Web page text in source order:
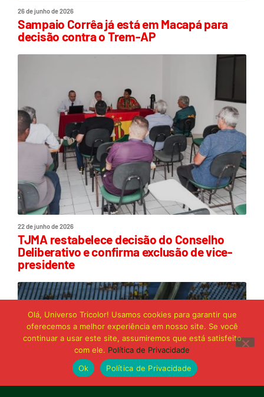
26 de junho de 2026
Sampaio Corrêa já está em Macapá para
decisão contra o Trem-AP
22 de junho de 2026
TJMA restabelece decisão do Conselho
Deliberativo e confirma exclusão de vice-
presidente
Olá, Universo Tricolor! Usamos cookies para garantir que
oferecemos a melhor experiência em nosso site. Se você
continuar a usar este site, assumiremos que está satisfeito
com ele. Política de Privacidade
Ok
Política de Privacidade